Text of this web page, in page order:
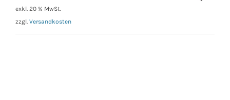
exkl. 20 % MwSt.
zzgl. Versandkosten